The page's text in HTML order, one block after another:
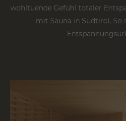
wohltuende Gefühl totaler
mit Sauna in Südtirol. So